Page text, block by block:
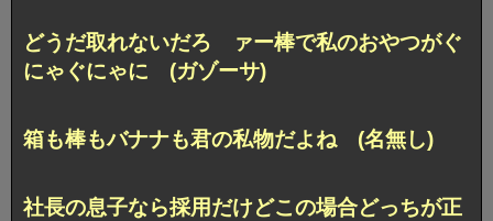
どうだ取れないだろ ァー棒で私のおやつがぐ
にゃぐにゃに (ガゾーサ)
箱も棒もバナナも君の私物だよね (名無し)
社長の息子なら採用だけどこの場合どっちが正